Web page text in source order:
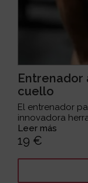
Entrenador
cuello
El entrenador
innovadora
Leer más
19 €